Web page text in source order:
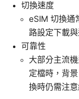
切換速度
eSIM 切換通
路設定下載與
可靠性
大部分主流
定檔時，背
換時仍需注